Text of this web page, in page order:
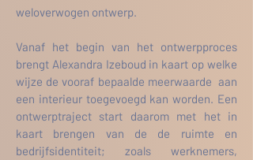
weloverwogen ontwerp.
Vanaf het begin van het ontwerpproces
brengt Alexandra Izeboud in kaart op welke
wijze de vooraf bepaalde meerwaarde aan
een interieur toegevoegd kan worden. Een
ontwerptraject start daarom met het in
kaart brengen van de de ruimte en
bedrijfsidentiteit; zoals werknemers,